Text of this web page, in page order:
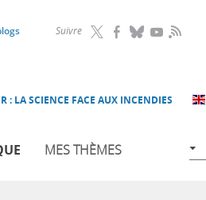
Suivre RSS
: LA SCIENCE FACE AUX INCENDIES
MES THÈMES